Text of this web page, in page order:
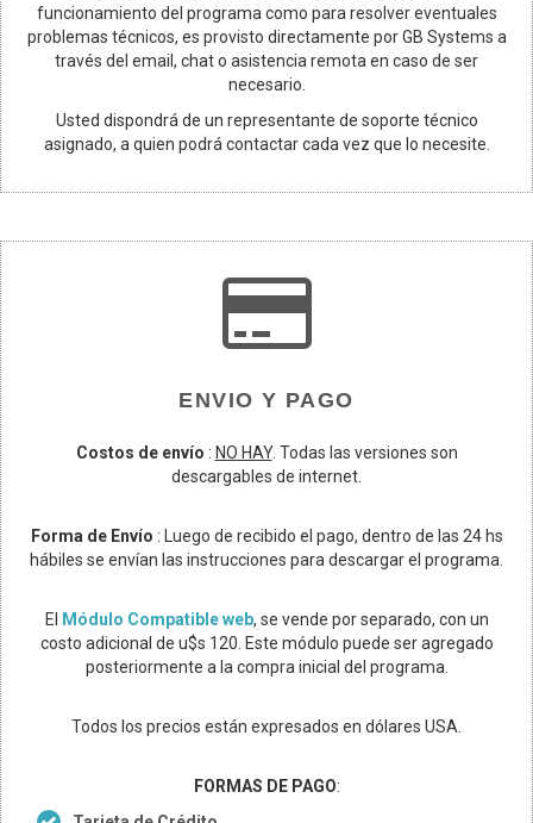
funcionamiento del programa como para resolver eventuales
problemas técnicos, es provisto directamente por GB Systems a
través del email, chat o asistencia remota en caso de ser
necesario.
Usted dispondrá de un representante de soporte técnico
asignado, a quien podrá contactar cada vez que lo necesite.
ENVIO Y PAGO
Costos de envío : NO HAY. Todas las versiones son
descargables de internet.
Forma de Envío : Luego de recibido el pago, dentro de las 24 hs
hábiles se envían las instrucciones para descargar el programa.
El Módulo Compatible web, se vende por separado, con un
costo adicional de u$s 120. Este módulo puede ser agregado
posteriormente a la compra inicial del programa.
Todos los precios están expresados en dólares USA.
FORMAS DE PAGO: